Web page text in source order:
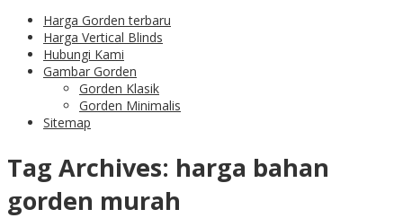
Harga Gorden terbaru
Harga Vertical Blinds
Hubungi Kami
Gambar Gorden
Gorden Klasik
Gorden Minimalis
Sitemap
Tag Archives: harga bahan
gorden murah